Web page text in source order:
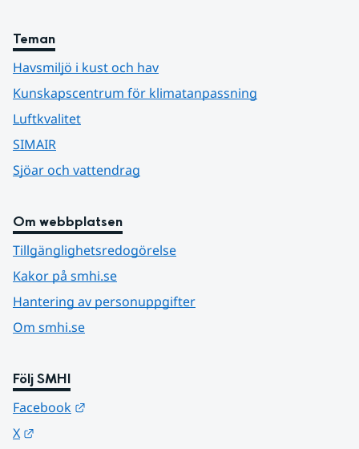
Teman
Havsmiljö i kust och hav
Kunskapscentrum för klimatanpassning
Luftkvalitet
SIMAIR
Sjöar och vattendrag
Om webbplatsen
Tillgänglighetsredogörelse
Kakor på smhi.se
Hantering av personuppgifter
Om smhi.se
Följ SMHI
Facebook
X